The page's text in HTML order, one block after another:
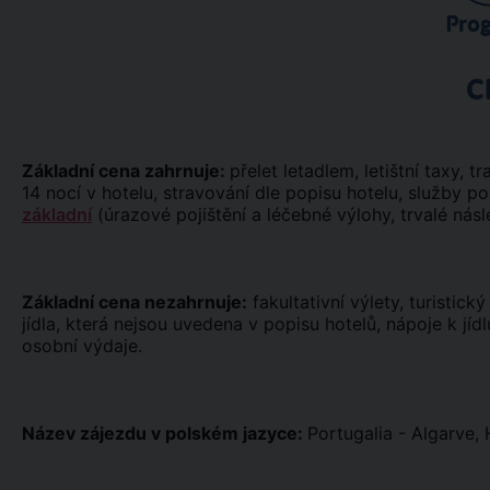
Základní cena zahrnuje: přelet letadlem, letištní taxy,
14 nocí v hotelu, stravování dle popisu hotelu, služby
základní (úrazové pojištění a léčebné výlohy, trvalé
Základní cena nezahrnuje: fakultativní výlety,
jídla, která nejsou uvedena v popisu hotelů, nápoje k
osobní výdaje.
Název zájezdu v polském jazyce: Portugalia - Algarve,